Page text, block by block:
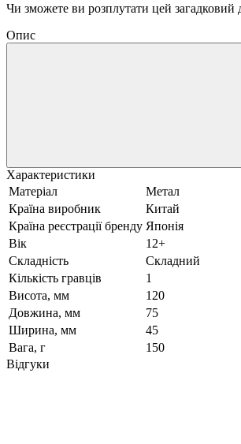
Чи зможете ви розплутати цей загадковий
Опис
Характеристики
Матеріал
Метал
Країна виробник
Китай
Країна реєстрації бренду Японія
Вік
12+
Складність
Складний
Кількість гравців
1
Висота, мм
120
Довжина, мм
75
Ширина, мм
45
Вага, г
150
Відгуки